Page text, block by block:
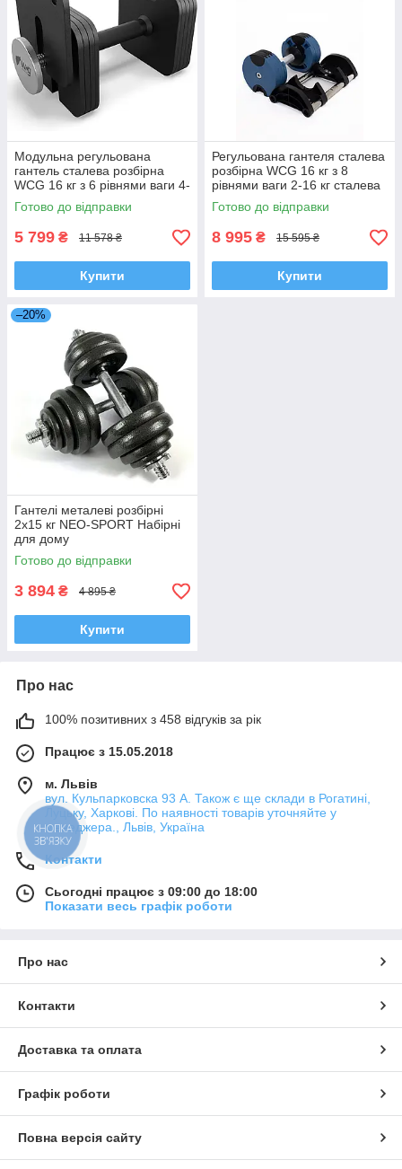
Модульна регульована
гантель сталева розбірна
WCG 16 кг з 6 рівнями ваги 4-
16 кг квадратна для силових
тренувань вдома
Готово до відправки
5 799 ₴ 11 578 ₴
Купити
Регульована гантеля сталева
розбірна WCG 16 кг з 8
рівнями ваги 2-16 кг сталева
для силових тренувань
Готово до відправки
8 995 ₴ 15 595 ₴
Купити
–20%
Гантелі металеві розбірні
2х15 кг NEO-SPORT Набірні
для дому
Готово до відправки
3 894 ₴ 4 895 ₴
Купити
Про нас
100% позитивних з 458 відгуків за рік
Працює з 15.05.2018
м. Львів
вул. Кульпарковска 93 А. Також є ще склади в Рогатині,
Луцьку, Харкові. По наявності товарів уточняйте у
менеджера., Львів, Україна
Контакти
Сьогодні працює з 09:00 до 18:00
Показати весь графік роботи
Про нас
Контакти
Доставка та оплата
Графік роботи
Повна версія сайту
КНОПКА
ЗВ'ЯЗКУ